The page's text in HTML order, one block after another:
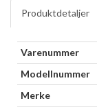
Produktdetaljer
Varenummer
Modellnummer
Merke